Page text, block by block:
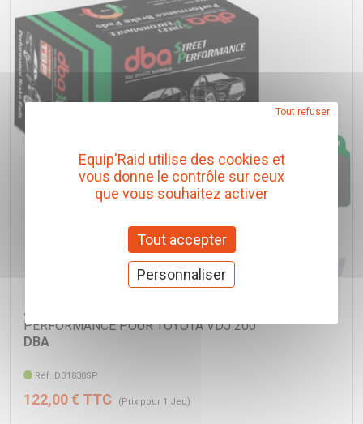
JEU PLAQUETTES DE FREIN AVANT DBA STREET
PERFORMANCE POUR TOYOTA VDJ 200
DBA
Réf. DB1838SP
122,00 € TTC (Prix pour 1 Jeu)
Equip'Raid utilise des cookies et
vous donne le contrôle sur ceux
que vous souhaitez activer
Tout accepter
Tout refuser
Personnaliser